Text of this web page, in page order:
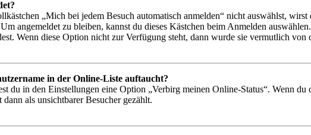
„Mich bei jedem Besuch automatisch anmelden“ nicht auswählst,
angemeldet zu bleiben, kannst du dieses Kästchen beim Anmelden
Wenn diese Option nicht zur Verfügung steht, dann wurde sie vermutlich von
in der Online-Liste auftaucht?
du in den Einstellungen eine Option „Verbirg meinen Online-Status“. Wenn
als unsichtbarer Besucher gezählt.